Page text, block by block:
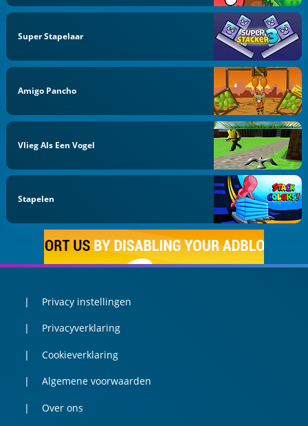
Super Stapelaar
Amigo Pancho
Vlieg Als Een Vogel
Stapelen
Privacy instellingen
Privacyverklaring
Cookieverklaring
Algemene voorwaarden
Over ons